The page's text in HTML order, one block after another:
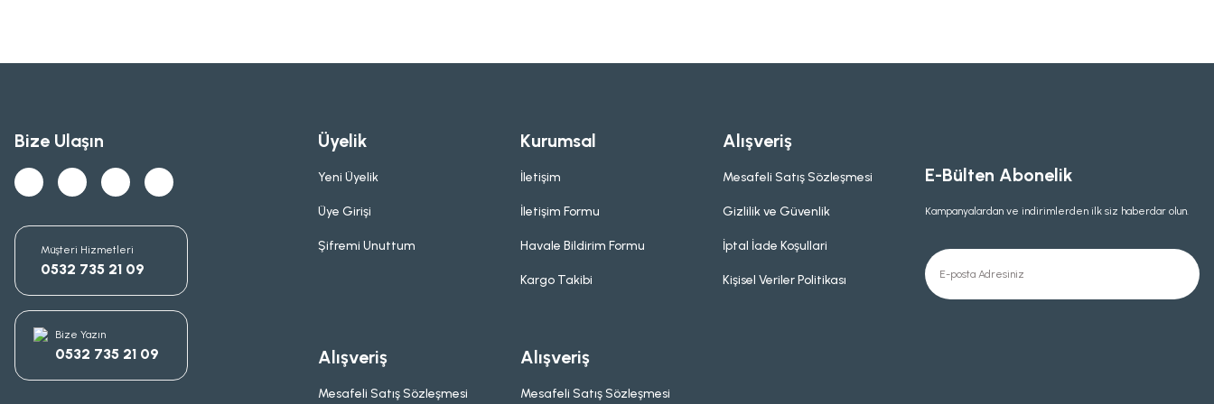
Bize Ulaşın
Müşteri Hizmetleri
0532 735 21 09
Bize Yazın
0532 735 21 09
Üyelik
Yeni Üyelik
Üye Girişi
Şifremi Unuttum
Kurumsal
İletişim
İletişim Formu
Havale Bildirim Formu
Kargo Takibi
Alışveriş
Mesafeli Satış Sözleşmesi
Gizlilik ve Güvenlik
İptal İade Koşullari
Kişisel Veriler Politikası
Alışveriş
Mesafeli Satış Sözleşmesi
Alışveriş
Mesafeli Satış Sözleşmesi
E-Bülten Abonelik
Kampanyalardan ve indirimlerden ilk siz haberdar olun.